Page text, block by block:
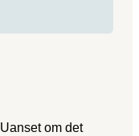
Uanset om det